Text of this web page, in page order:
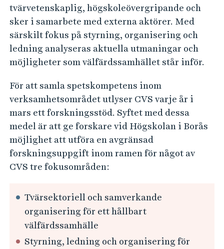
tvärvetenskaplig, högskoleövergripande och
sker i samarbete med externa aktörer. Med
särskilt fokus på styrning, organisering och
ledning analyseras aktuella utmaningar och
möjligheter som välfärdssamhället står inför.
För att samla spetskompetens inom
verksamhetsområdet utlyser CVS varje år i
mars ett forskningsstöd. Syftet med dessa
medel är att ge forskare vid Högskolan i Borås
möjlighet att utföra en avgränsad
forskningsuppgift inom ramen för något av
CVS tre fokusområden:
Tvärsektoriell och samverkande
organisering för ett hållbart
välfärdssamhälle
Styrning, ledning och organisering för